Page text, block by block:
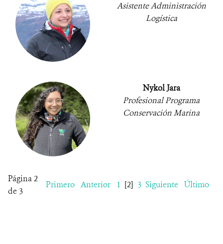
Asistente Administración
Logística
Nykol Jara
Profesional Programa
Conservación Marina
Página 2
de 3
Primero Anterior 1 [2] 3 Siguiente Último